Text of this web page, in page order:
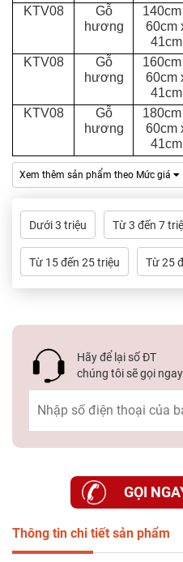
Khác
Giới
Thiệu
Dự
Kiến
Thức
Liên
Hệ
KTV08
Gỗ
hương
60cm
41cm
KTV08
Gỗ
hương
60cm
41cm
KTV08
Gỗ
hương
60cm
41cm
Xem thêm sản phẩm theo Mức giá
Dưới 3 triệu Từ 3 đến 7
Từ 15 đến 25 triệu Từ 25
Hãy để lại số ĐT
chúng tôi sẽ gọi
GỌI
Thông tin chi tiết sản phẩm